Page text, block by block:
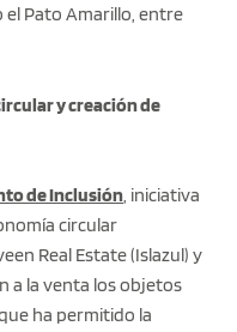
el Pato Amarillo, entre
y creación de
de Inclusión, iniciativa
circular
Real Estate (Islazul) y
a la venta los objetos
ha permitido la